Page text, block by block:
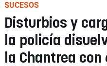
SUCESOS
Disturbios y
la policía
la Chantrea